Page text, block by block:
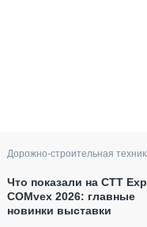
Дорожно-строительная
Что показали на CTT
COMvex 2026: главные
новинки выставки